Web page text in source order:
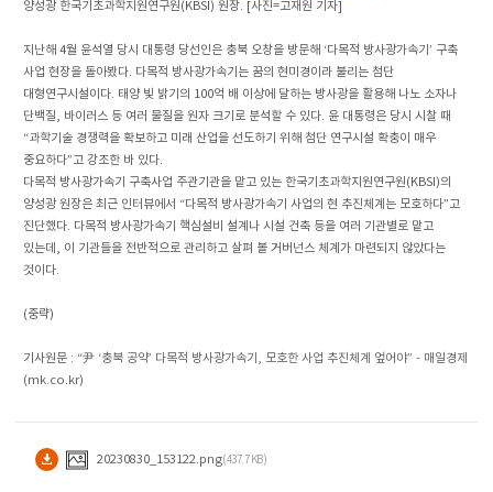
양성광 한국기초과학지원연구원(KBSI) 원장. [사진=고재원 기자]
지난해 4월 윤석열 당시 대통령 당선인은 충북 오창을 방문해 ‘다목적 방사광가속기’ 구축
사업 현장을 돌아봤다. 다목적 방사광가속기는 꿈의 현미경이라 불리는 첨단
대형연구시설이다. 태양 빛 밝기의 100억 배 이상에 달하는 방사광을 활용해 나노 소자나
단백질, 바이러스 등 여러 물질을 원자 크기로 분석할 수 있다. 윤 대통령은 당시 시찰 때
“과학기술 경쟁력을 확보하고 미래 산업을 선도하기 위해 첨단 연구시설 확충이 매우
중요하다”고 강조한 바 있다.
다목적 방사광가속기 구축사업 주관기관을 맡고 있는 한국기초과학지원연구원(KBSI)의
양성광 원장은 최근 인터뷰에서 “다목적 방사광가속기 사업의 현 추진체계는 모호하다”고
진단했다. 다목적 방사광가속기 핵심설비 설계나 시설 건축 등을 여러 기관별로 맡고
있는데, 이 기관들을 전반적으로 관리하고 살펴 볼 거버넌스 체계가 마련되지 않았다는
것이다.
(중략)
기사원문 : “尹 ‘충북 공약’ 다목적 방사광가속기, 모호한 사업 추진체계 엎어야” - 매일경제
(mk.co.kr)
20230830_153122.png(437.7 KB)